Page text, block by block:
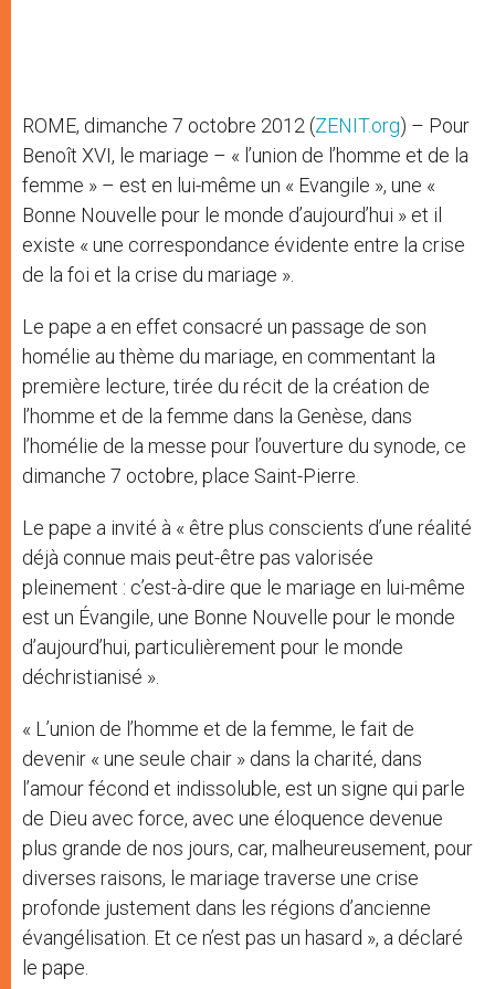
ROME, dimanche 7 octobre 2012 (ZENIT.org) – Pour
Benoît XVI, le mariage – « l’union de l’homme et de la
femme » – est en lui-même un « Evangile », une «
Bonne Nouvelle pour le monde d’aujourd’hui » et il
existe « une correspondance évidente entre la crise
de la foi et la crise du mariage ».
Le pape a en effet consacré un passage de son
homélie au thème du mariage, en commentant la
première lecture, tirée du récit de la création de
l’homme et de la femme dans la Genèse, dans
l’homélie de la messe pour l’ouverture du synode, ce
dimanche 7 octobre, place Saint-Pierre.
Le pape a invité à « être plus conscients d’une réalité
déjà connue mais peut-être pas valorisée
pleinement : c’est-à-dire que le mariage en lui-même
est un Évangile, une Bonne Nouvelle pour le monde
d’aujourd’hui, particulièrement pour le monde
déchristianisé ».
« L’union de l’homme et de la femme, le fait de
devenir « une seule chair » dans la charité, dans
l’amour fécond et indissoluble, est un signe qui parle
de Dieu avec force, avec une éloquence devenue
plus grande de nos jours, car, malheureusement, pour
diverses raisons, le mariage traverse une crise
profonde justement dans les régions d’ancienne
évangélisation. Et ce n’est pas un hasard », a déclaré
le pape.